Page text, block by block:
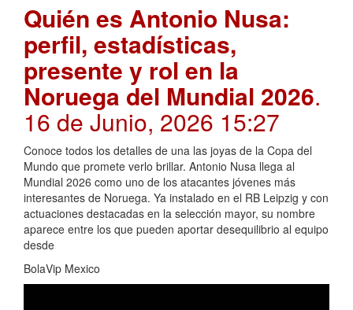
Quién es Antonio Nusa:
perfil, estadísticas,
presente y rol en la
Noruega del Mundial 2026.
16 de Junio, 2026 15:27
Conoce todos los detalles de una las joyas de la Copa del
Mundo que promete verlo brillar. Antonio Nusa llega al
Mundial 2026 como uno de los atacantes jóvenes más
interesantes de Noruega. Ya instalado en el RB Leipzig y con
actuaciones destacadas en la selección mayor, su nombre
aparece entre los que pueden aportar desequilibrio al equipo
desde
BolaVip Mexico